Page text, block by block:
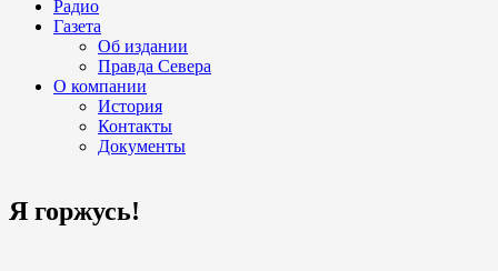
Радио
Газета
Об издании
Правда Севера
О компании
История
Контакты
Документы
Я горжусь!